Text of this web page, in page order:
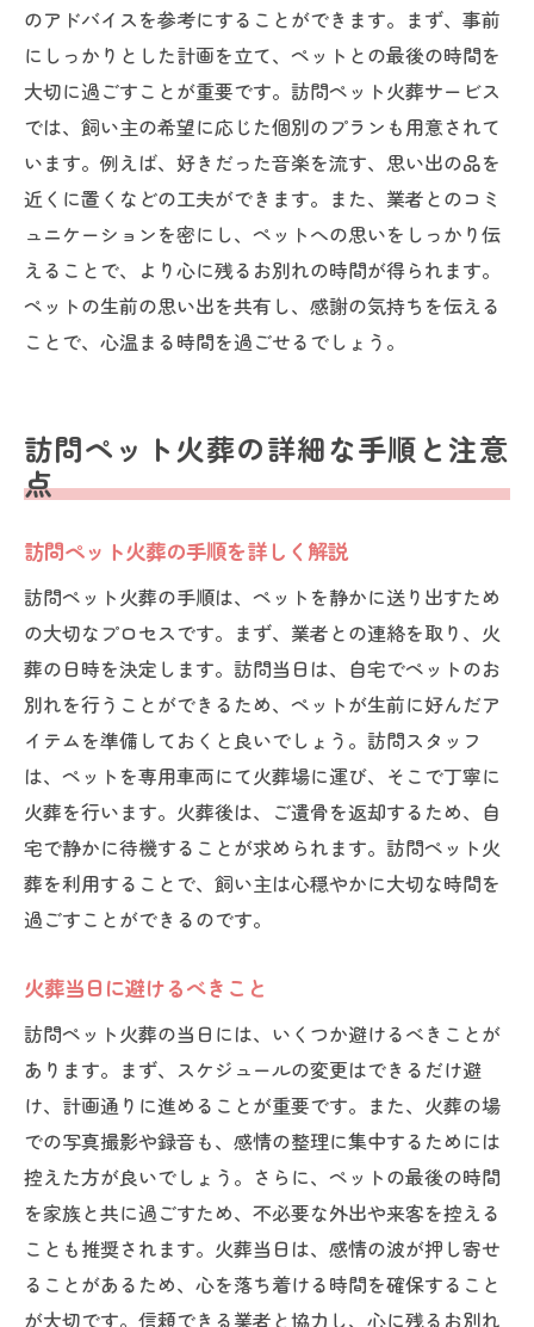
のアドバイスを参考にすることができます。まず、事前
にしっかりとした計画を立て、ペットとの最後の時間を
大切に過ごすことが重要です。訪問ペット火葬サービス
では、飼い主の希望に応じた個別のプランも用意されて
います。例えば、好きだった音楽を流す、思い出の品を
近くに置くなどの工夫ができます。また、業者とのコミ
ュニケーションを密にし、ペットへの思いをしっかり伝
えることで、より心に残るお別れの時間が得られます。
ペットの生前の思い出を共有し、感謝の気持ちを伝える
ことで、心温まる時間を過ごせるでしょう。
訪問ペット火葬の詳細な手順と注意
点
訪問ペット火葬の手順を詳しく解説
訪問ペット火葬の手順は、ペットを静かに送り出すため
の大切なプロセスです。まず、業者との連絡を取り、火
葬の日時を決定します。訪問当日は、自宅でペットのお
別れを行うことができるため、ペットが生前に好んだア
イテムを準備しておくと良いでしょう。訪問スタッフ
は、ペットを専用車両にて火葬場に運び、そこで丁寧に
火葬を行います。火葬後は、ご遺骨を返却するため、自
宅で静かに待機することが求められます。訪問ペット火
葬を利用することで、飼い主は心穏やかに大切な時間を
過ごすことができるのです。
火葬当日に避けるべきこと
訪問ペット火葬の当日には、いくつか避けるべきことが
あります。まず、スケジュールの変更はできるだけ避
け、計画通りに進めることが重要です。また、火葬の場
での写真撮影や録音も、感情の整理に集中するためには
控えた方が良いでしょう。さらに、ペットの最後の時間
を家族と共に過ごすため、不必要な外出や来客を控える
ことも推奨されます。火葬当日は、感情の波が押し寄せ
ることがあるため、心を落ち着ける時間を確保すること
が大切です。信頼できる業者と協力し、心に残るお別れ